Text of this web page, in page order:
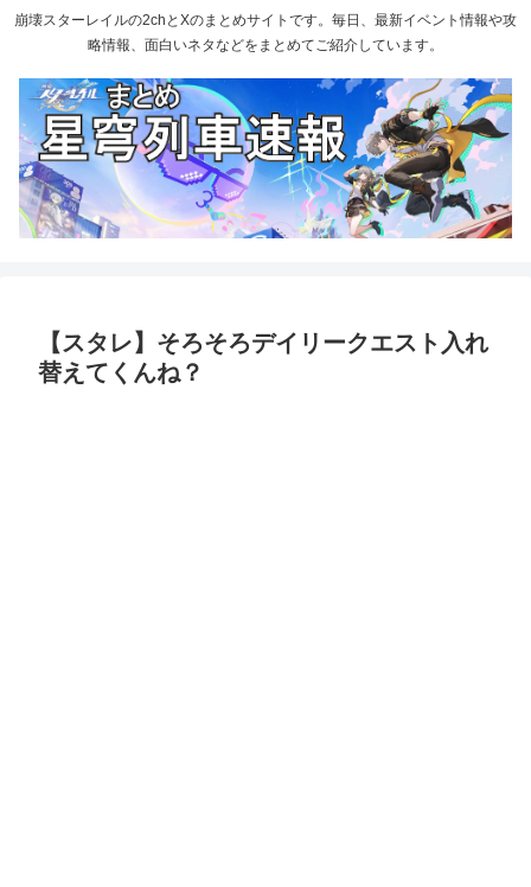
崩壊スターレイルの2chとXのまとめサイトです。毎日、最新イベント情報や攻
略情報、面白いネタなどをまとめてご紹介しています。
【スタレ】そろそろデイリークエスト入れ
替えてくんね？